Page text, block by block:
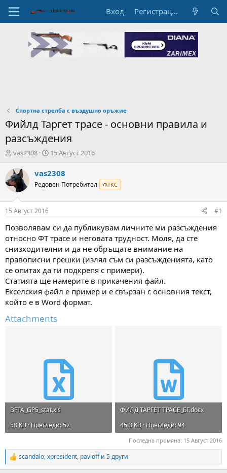
Вход Регистрация
Спортна стрелба с въздушно оръжие
Фийлд Таргет трасе - основни правила и
разсъждения
А
т
о
р
н
а
т
е
а
т
а
vas2308
Н
ч
л
Д
а
а
15 Август 2016
vas2308
Редовен Потребител ФТКС
15 Август 2016 #1
Позволявам си да публикувам личните ми разсъждения
относно ФТ трасе и неговата трудност. Моля, да сте
снизходителни и да не обръщате внимание на
правописни грешки (излял съм си разсъжденията, като
се опитах да ги подкрепя с примери).
Статията ще намерите в прикачения файл.
Екселския файл е пример и е свързан с основния текст,
който е в Word формат.
Attachments
BFTA_GP5_stat.xls
58 KB · Прегледи: 52
ФИЛД ТАРГЕТ ТРАСЕ_БГ.docx
45.3 KB · Прегледи: 94
Последна промяна: 15 Август 2016
R
e
scandalo,xpresident, pavloffи 5 други